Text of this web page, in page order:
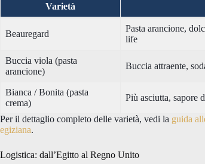
Varietà
Beauregard
Pasta arancione,
life
Buccia viola (pasta
arancione)
Buccia attraente,
Bianca / Bonita (pasta
crema)
Più asciutta, sapore
Per il dettaglio completo delle varietà, vedi la guida
egiziana.
Logistica: dall’Egitto al Regno Unito